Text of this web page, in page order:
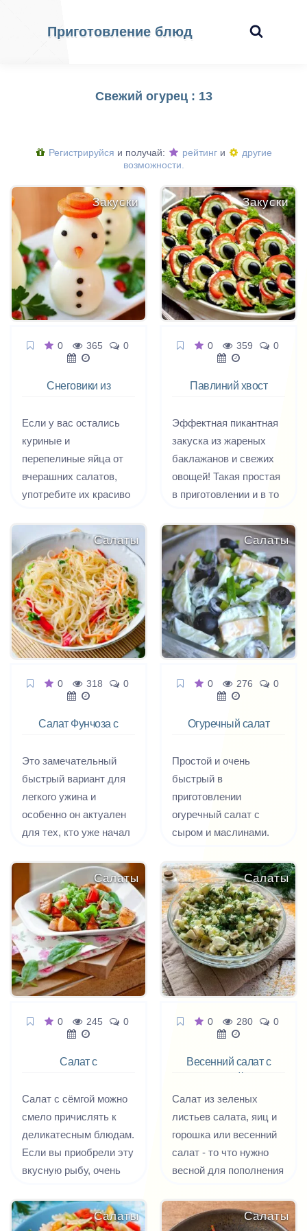
Приготовление блюд
Свежий огурец : 13
Регистрируйся и получай: рейтинг и
другие
возможности.
Закуски
0 365 0
Снеговики из
Если у вас остались
куриные и
перепелиные яйца от
вчерашних салатов,
употребите их красиво
фаршированных
снеговичков. Таких
снеговиков,
начиненных нежным
сырным кремом, можно
подать и в качестве
закуски, и в качестве
украшения новогодних
Закуски
0 359 0
Павлиний хвост
Эффектная пикантная
закуска из жареных
баклажанов и свежих
овощей! Такая простая
в приготовлении и в то
и эффектная на вид
закуска!
Салаты
0 318 0
Салат Фунчоза с
Это замечательный
быстрый вариант для
легкого ужина и
особенно он актуален
для тех, кто уже начал
Салаты
0 276 0
Огуречный салат
Простой и очень
быстрый в
приготовлении
огуречный салат с
сыром и маслинами.
можно заправить
сметаной или
несладким йогуртом,
так же отлично
подойдет оливковое
масло с лимонным
соком. Такой салат со
свежими огурцами
различными видами
салатик готовится
считанные минуты.
Салаты
0 245 0
Салат с
Салат с сёмгой можно
смело причислять к
деликатесным блюдам.
Если вы приобрели эту
вкусную рыбу, очень
так, что она раскрыла
весь свой
Салаты
0 280 0
Весенний салат с
Салат из зеленых
листьев салата, яиц и
горошка или весенний
салат - то что нужно
весной для пополнения
и в то же время
экономно. Вот такой
Салаты Салаты